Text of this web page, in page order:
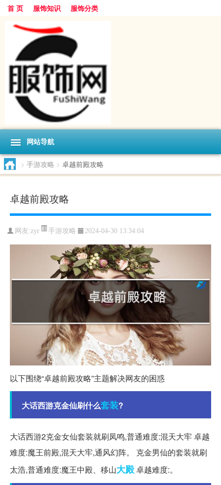
首 页 服饰知识 服饰分类
网站导航
> 手游攻略 > 卓越前殿攻略
卓越前殿攻略
网友:zyr 手游攻略 2024-04-30 13:34:04
以下围绕“卓越前殿攻略”主题解决网友的困惑
大话西游克金仙刷什么套装?
大话西游2克金女仙套装就刷凤鸣,普通难度:混天大牢 卓越
难度:魔王前殿,混天大牢,通风幻阵。 克金男仙的套装就刷
太浩,普通难度:魔王中殿、移山大殿卓越难度:。